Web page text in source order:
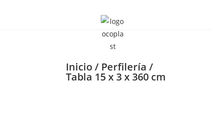
Inicio/ Perfilería /
Tabla 15 x 3 x 360 cm